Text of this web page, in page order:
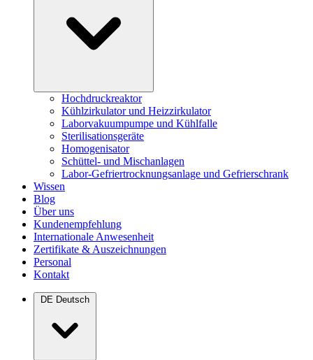
Hochdruckreaktor
Kühlzirkulator und Heizzirkulator
Laborvakuumpumpe und Kühlfalle
Sterilisationsgeräte
Homogenisator
Schüttel- und Mischanlagen
Labor-Gefriertrocknungsanlage und Gefrierschrank
Wissen
Blog
Über uns
Kundenempfehlung
Internationale Anwesenheit
Zertifikate & Auszeichnungen
Personal
Kontakt
DE Deutsch